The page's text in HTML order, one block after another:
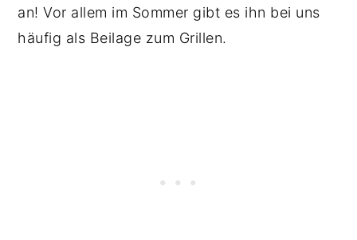
an! Vor allem im Sommer gibt es ihn bei uns
häufig als Beilage zum Grillen.